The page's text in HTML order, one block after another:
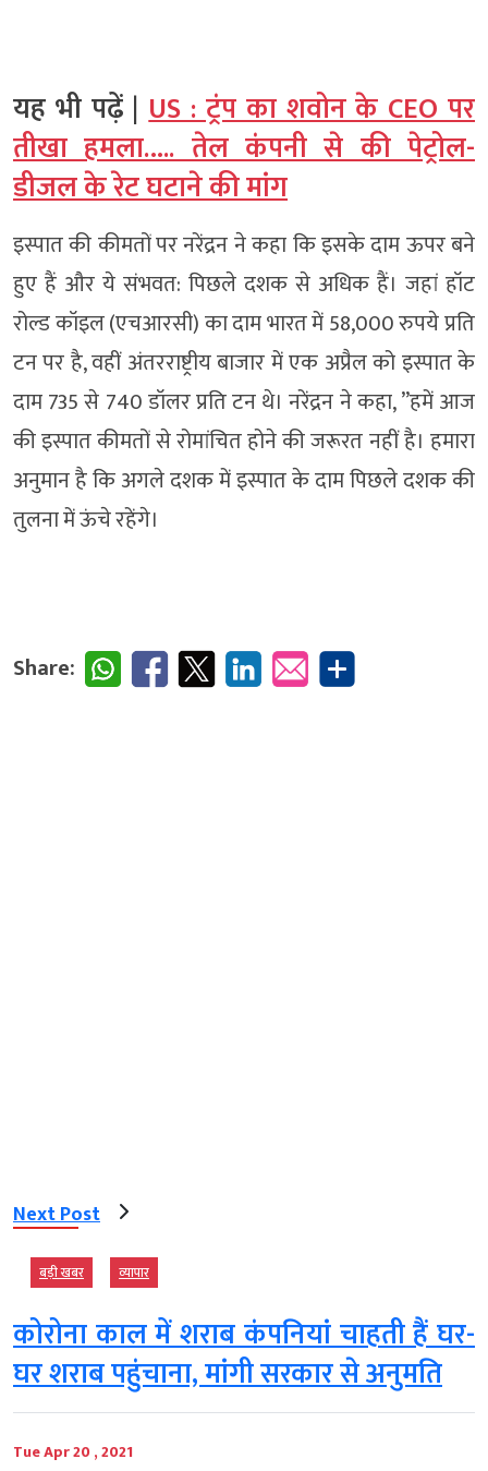
यह भी पढ़ें |US : ट्रंप का शवोन के CEO पर
तीखा हमला….. तेल कंपनी से की पेट्रोल-
डीजल के रेट घटाने की मांग
इस्पात की कीमतों पर नरेंद्रन ने कहा कि इसके दाम ऊपर बने
हुए हैं और ये संभवत: पिछले दशक से अधिक हैं। जहां हॉट
रोल्ड कॉइल (एचआरसी) का दाम भारत में 58,000 रुपये प्रति
टन पर है, वहीं अंतरराष्ट्रीय बाजार में एक अप्रैल को इस्पात के
दाम 735 से 740 डॉलर प्रति टन थे।नरेंद्रन ने कहा, ”हमें आज
की इस्पात कीमतों से रोमांचित होने की जरूरत नहीं है। हमारा
अनुमान है कि अगले दशक में इस्पात के दाम पिछले दशक की
तुलना में ऊंचे रहेंगे।
Share:
Next Post
बड़ी खबर व्‍यापार
कोरोना काल में शराब कंपनियां चाहती हैं घर-
घर शराब पहुंचाना, मांगी सरकार से अनुमति
Tue Apr 20 , 2021